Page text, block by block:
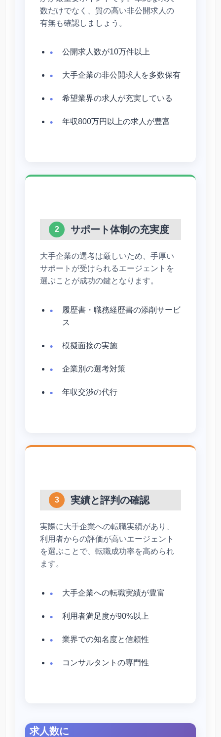
数だけでなく、質の高い非公開求人の
有無も確認しましょう。
公開求人数が10万件以上
大手企業の非公開求人を多数保有
希望業界の求人が充実している
年収800万円以上の求人が豊富
2 サポート体制の充実度
大手企業の選考は厳しいため、手厚い
サポートが受けられるエージェントを
選ぶことが成功の鍵となります。
履歴書・職務経歴書の添削サービ
ス
模擬面接の実施
企業別の選考対策
年収交渉の代行
3 実績と評判の確認
実際に大手企業への転職実績があり、
利用者からの評価が高いエージェント
を選ぶことで、転職成功率を高められ
ます。
大手企業への転職実績が豊富
利用者満足度が90%以上
業界での知名度と信頼性
コンサルタントの専門性
求人数に